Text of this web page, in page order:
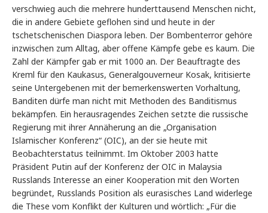
verschwieg auch die mehrere hunderttausend Menschen nicht,
die in andere Gebiete geflohen sind und heute in der
tschetschenischen Diaspora leben. Der Bombenterror gehöre
inzwischen zum Alltag, aber offene Kämpfe gebe es kaum. Die
Zahl der Kämpfer gab er mit 1000 an. Der Beauftragte des
Kreml für den Kaukasus, Generalgouverneur Kosak, kritisierte
seine Untergebenen mit der bemerkenswerten Vorhaltung,
Banditen dürfe man nicht mit Methoden des Banditismus
bekämpfen. Ein herausragendes Zeichen setzte die russische
Regierung mit ihrer Annäherung an die „Organisation
Islamischer Konferenz“ (OIC), an der sie heute mit
Beobachterstatus teilnimmt. Im Oktober 2003 hatte
Präsident Putin auf der Konferenz der OIC in Malaysia
Russlands Interesse an einer Kooperation mit den Worten
begründet, Russlands Position als eurasisches Land widerlege
die These vom Konflikt der Kulturen und wörtlich: „Für die